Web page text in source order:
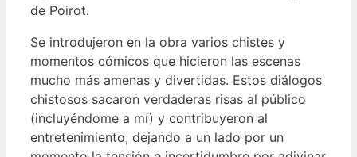
de Poirot.
Se introdujeron en la obra varios chistes y
momentos cómicos que hicieron las escenas
mucho más amenas y divertidas. Estos diálogos
chistosos sacaron verdaderas risas al público
(incluyéndome a mí) y contribuyeron al
entretenimiento, dejando a un lado por un